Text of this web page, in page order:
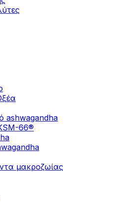
ashwagandha
66®
μακροζωίας